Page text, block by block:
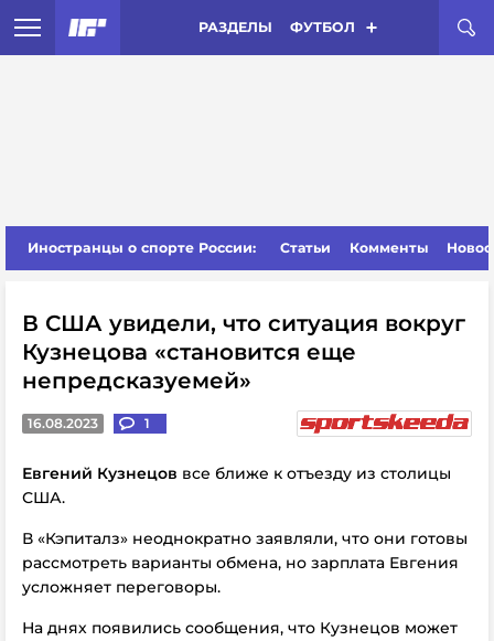
РАЗДЕЛЫ ФУТБОЛ
Иностранцы о спорте России: Статьи Комменты
В США увидели, что ситуация вокруг
Кузнецова «становится еще
непредсказуемей»
16.08.2023 1
Евгений Кузнецов все ближе к отъезду из столицы
США.
В «Кэпиталз» неоднократно заявляли, что они готовы
рассмотреть варианты обмена, но зарплата Евгения
усложняет переговоры.
На днях появились сообщения, что Кузнецов может